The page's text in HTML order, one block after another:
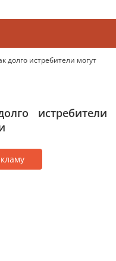
долго истребители могут
истребители